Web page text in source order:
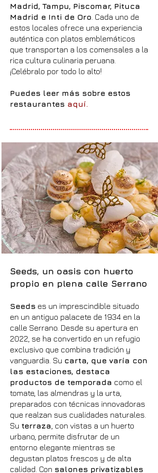
Madrid, Tampu, Piscomar, Pituca
Madrid e Inti de Oro . Cada uno de
estos locales ofrece una experiencia
auténtica con platos emblemáticos
que transportan a los comensales a la
rica cultura culinaria peruana.
¡Celébralo por todo lo alto!
Puedes leer más sobre estos
restaurantes aquí.
Seeds, un oasis con huerto
propio en plena calle Serrano
Seeds es un imprescindible situado
en un antiguo palacete de 1934 en la
calle Serrano. Desde su apertura en
2022, se ha convertido en un refugio
exclusivo que combina tradición y
vanguardia. Su carta, que varía con
las estaciones, destaca
productos de temporada como el
tomate, las almendras y la urta,
preparados con técnicas innovadoras
que realzan sus cualidades naturales.
Su terraza , con vistas a un huerto
urbano, permite disfrutar de un
entorno elegante mientras se
degustan platos frescos y de alta
calidad. Con salones privatizables